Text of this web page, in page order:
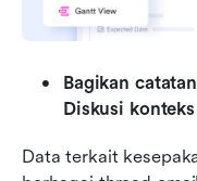
Bagikan
Diskusi
Data terkait